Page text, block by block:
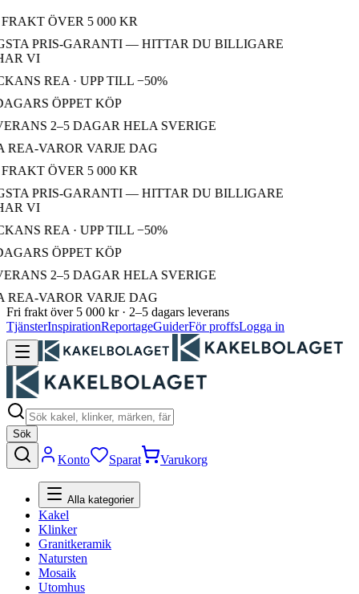
ÖVER 5 000 KR
PRIS-GARANTI — HITTAR DU BILLIGARE
VI
REA · UPP TILL −50%
ÖPPET KÖP
2–5 DAGAR HELA SVERIGE
VAROR VARJE DAG
ÖVER 5 000 KR
PRIS-GARANTI — HITTAR DU BILLIGARE
VI
REA · UPP TILL −50%
ÖPPET KÖP
2–5 DAGAR HELA SVERIGE
VAROR VARJE DAG
Fri frakt över 5 000 kr · 2–5 dagars leverans
TjänsterInspirationReportageGuiderFör proffsLogga in
Sök
Konto Sparat Varukorg
Alla kategorier
Kakel
Klinker
Granitkeramik
Natursten
Mosaik
Utomhus